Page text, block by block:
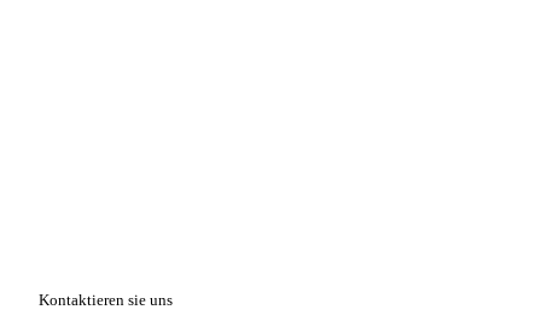
Kontaktieren sie uns